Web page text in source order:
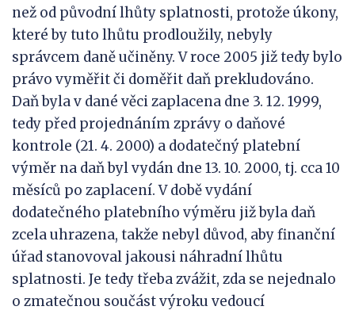
než od původní lhůty splatnosti, protože úkony,
které by tuto lhůtu prodloužily, nebyly
správcem daně učiněny. V roce 2005 již tedy bylo
právo vyměřit či doměřit daň prekludováno.
Daň byla v dané věci zaplacena dne 3. 12. 1999,
tedy před projednáním zprávy o daňové
kontrole (21. 4. 2000) a dodatečný platební
výměr na daň byl vydán dne 13. 10. 2000, tj. cca 10
měsíců po zaplacení. V době vydání
dodatečného platebního výměru již byla daň
zcela uhrazena, takže nebyl důvod, aby finanční
úřad stanovoval jakousi náhradní lhůtu
splatnosti. Je tedy třeba zvážit, zda se nejednalo
o zmatečnou součást výroku vedoucí